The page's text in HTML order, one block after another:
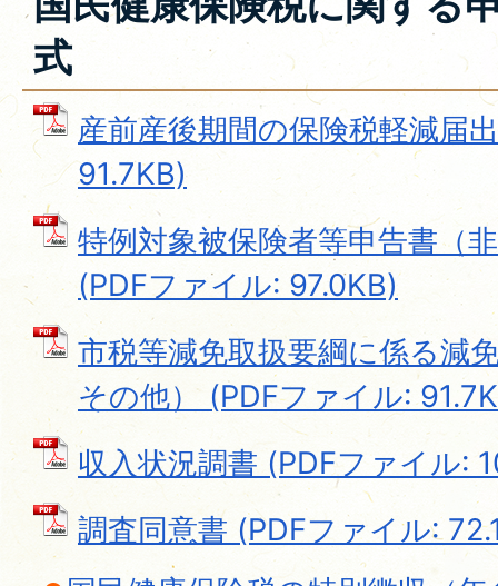
式
産前産後期間の保険税軽減届
91.7KB)
特例対象被保険者等申告書（
(PDFファイル: 97.0KB)
市税等減免取扱要綱に係る減
その他） (PDFファイル:
収入状況調書 (PDFファイル:
調査同意書 (PDFファイル: